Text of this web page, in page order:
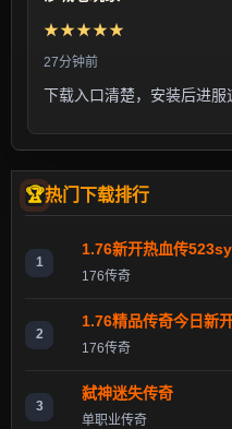
★★★★★
27分钟前
下载入口清楚，安装后进服
热门下载排行
1
1.76新开热血传523sy
176传奇
2
1.76精品传奇今日新
176传奇
3
弑神迷失传奇
单职业传奇